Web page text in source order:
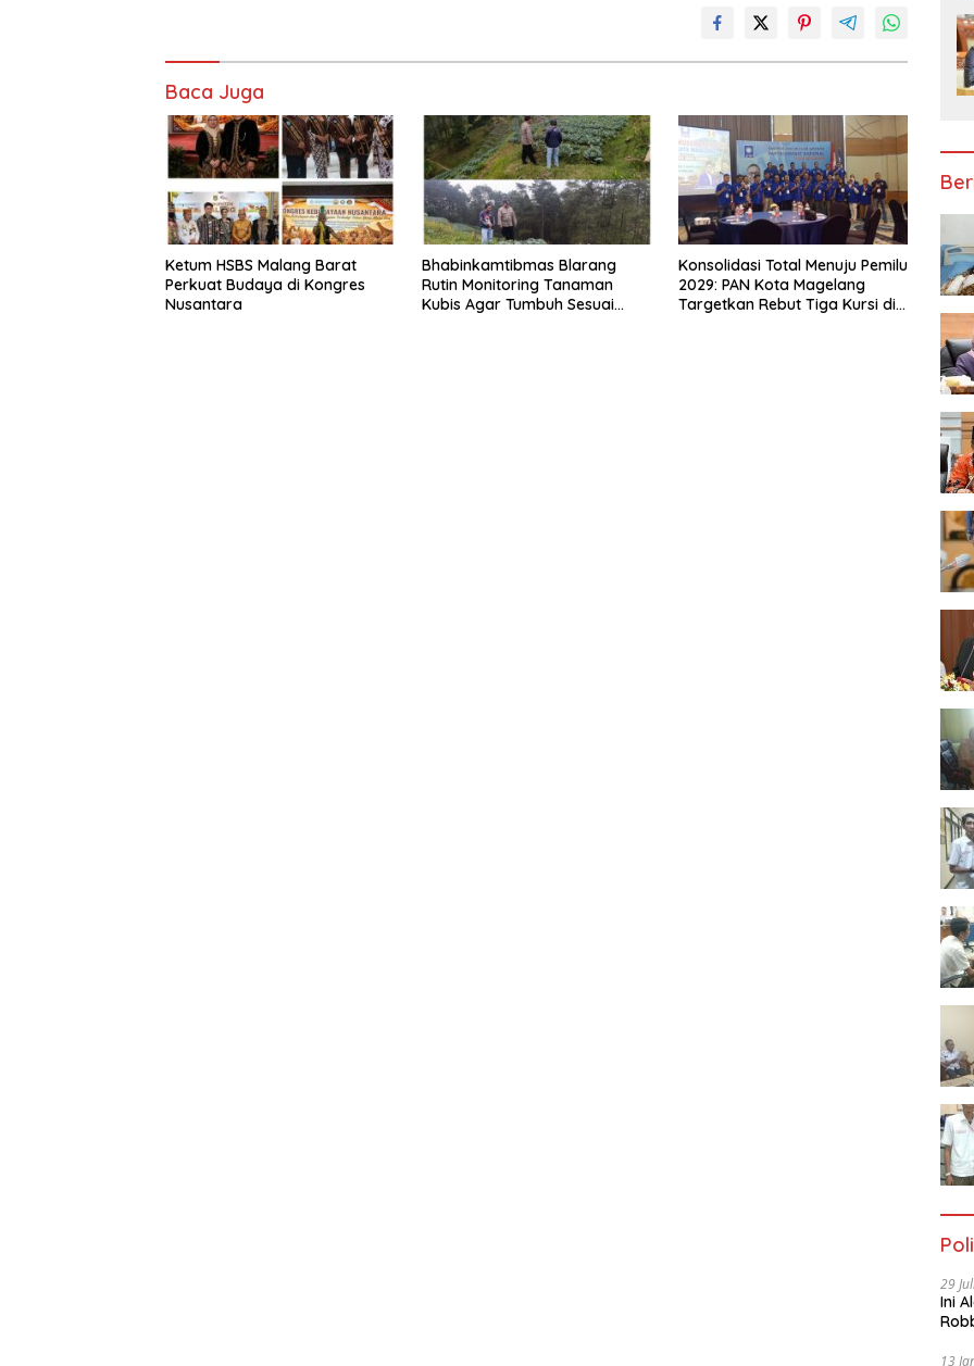
Baca Juga
Ketum HSBS Malang Barat
Perkuat Budaya di Kongres
Nusantara
Bhabinkamtibmas Blarang
Rutin Monitoring Tanaman
Kubis Agar Tumbuh Sesuai
Konsolidasi Total Menuju Pemilu
2029: PAN Kota Magelang
Targetkan Rebut Tiga Kursi di
29
Ini
13